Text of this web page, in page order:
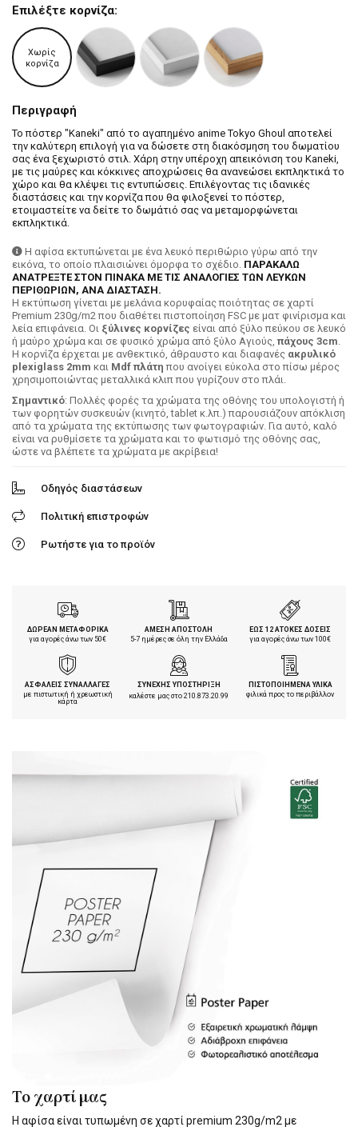
Επιλέξτε κορνίζα:
Χωρίς
κορνίζα
Περιγραφή
Το πόστερ "Kaneki" από το αγαπημένο anime Tokyo Ghoul αποτελεί
την καλύτερη επιλογή για να δώσετε στη διακόσμηση του δωματίου
σας ένα ξεχωριστό στιλ. Χάρη στην υπέροχη απεικόνιση του Kaneki,
με τις μαύρες και κόκκινες αποχρώσεις θα ανανεώσει εκπληκτικά το
χώρο και θα κλέψει τις εντυπώσεις. Επιλέγοντας τις ιδανικές
διαστάσεις και την κορνίζα που θα φιλοξενεί το πόστερ,
ετοιμαστείτε να δείτε το δωμάτιό σας να μεταμορφώνεται
εκπληκτικά.
Η αφίσα εκτυπώνεται με ένα λευκό περιθώριο γύρω από την
εικόνα, το οποίο πλαισιώνει όμορφα το σχέδιο. ΠΑΡΑΚΑΛΩ
ΑΝΑΤΡΕΞΤΕ ΣΤΟΝ ΠΙΝΑΚΑ ΜΕ ΤΙΣ ΑΝΑΛΟΓΙΕΣ ΤΩΝ ΛΕΥΚΩΝ
ΠΕΡΙΘΩΡΙΩΝ, ΑΝΑ ΔΙΑΣΤΑΣΗ.
H εκτύπωση γίνεται με μελάνια κορυφαίας ποιότητας σε χαρτί
Premium 230g/m2 που διαθέτει πιστοποίηση FSC με ματ φινίρισμα και
λεία επιφάνεια. Οι ξύλινες κορνίζες είναι από ξύλο πεύκου σε λευκό
ή μαύρο χρώμα και σε φυσικό χρώμα από ξύλο Αγιούς, πάχους 3cm.
Η κορνίζα έρχεται με ανθεκτικό, άθραυστο και διαφανές ακρυλικό
plexiglass 2mm και Mdf πλάτη που ανοίγει εύκολα στο πίσω μέρος
χρησιμοποιώντας μεταλλικά κλιπ που γυρίζουν στο πλάι.
Σημαντικό: Πολλές φορές τα χρώματα της οθόνης του υπολογιστή ή
των φορητών συσκευών (κινητό, tablet κ.λπ.) παρουσιάζουν απόκλιση
από τα χρώματα της εκτύπωσης των φωτογραφιών. Για αυτό, καλό
είναι να ρυθμίσετε τα χρώματα και το φωτισμό της οθόνης σας,
ώστε να βλέπετε τα χρώματα με ακρίβεια!
Οδηγός διαστάσεων
Πολιτική επιστροφών
Ρωτήστε για το προϊόν
ΔΩΡΕΑΝ ΜΕΤΑΦΟΡΙΚΑ
για αγορές άνω των 50€
ΑΜΕΣΗ ΑΠΟΣΤΟΛΗ
5-7 ημέρες σε όλη την Ελλάδα
ΕΩΣ 12 ΑΤΟΚΕΣ ΔΟΣΕΙΣ
για αγορές άνω των 100€
ΑΣΦΑΛΕΙΣ ΣΥΝΑΛΛΑΓΕΣ
με πιστωτική ή χρεωστική
κάρτα
ΣΥΝΕΧΗΣ ΥΠΟΣΤΗΡΙΞΗ
καλέστε μας στο210.873.20.99
ΠΙΣΤΟΠΟΙΗΜΕΝΑ ΥΛΙΚΑ
φιλικά προς το περιβάλλον
Το χαρτί μας
Η αφίσα είναι τυπωμένη σε χαρτί premium 230g/m2 με